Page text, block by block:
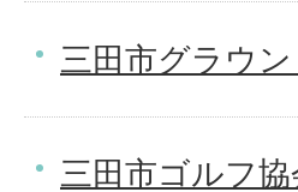
三田市グラウ
三田市ゴルフ協